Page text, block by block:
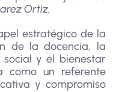
Ortiz.
estratégico de la
de la docencia, la
social y el bienestar
como un referente
y compromiso